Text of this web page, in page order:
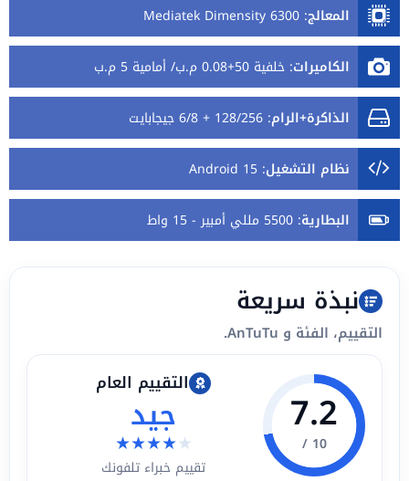
المعالج:
Mediatek Dimensity 6300
الكاميرات: خلفية 50+0.08 م.ب/ أمامية 5 م.ب
الذاكرة+الرام: 128/256 + 6/8 جيجابايت
نظام التشغيل:
Android 15
البطارية: 5500 مللي أمبير - 15 واط
نبذة سريعة
التقييم، الفئة و AnTuTu.
7.2
10 /
التقييم العام
جيد
★★★★★
تقييم خبراء تلفونك